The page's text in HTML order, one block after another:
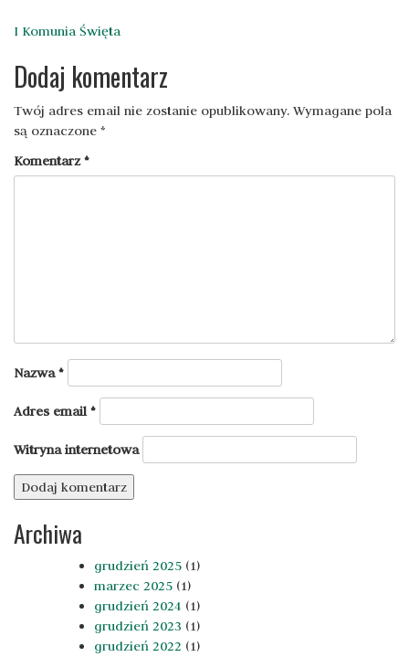
Nawigacja
wpisu
I Komunia Święta
Dodaj komentarz
Twój adres email nie zostanie opublikowany. Wymagane pola
są oznaczone *
Komentarz*
Nazwa*
Adres email*
Witryna internetowa
Archiwa
grudzień 2025 (1)
marzec 2025 (1)
grudzień 2024 (1)
grudzień 2023 (1)
grudzień 2022 (1)